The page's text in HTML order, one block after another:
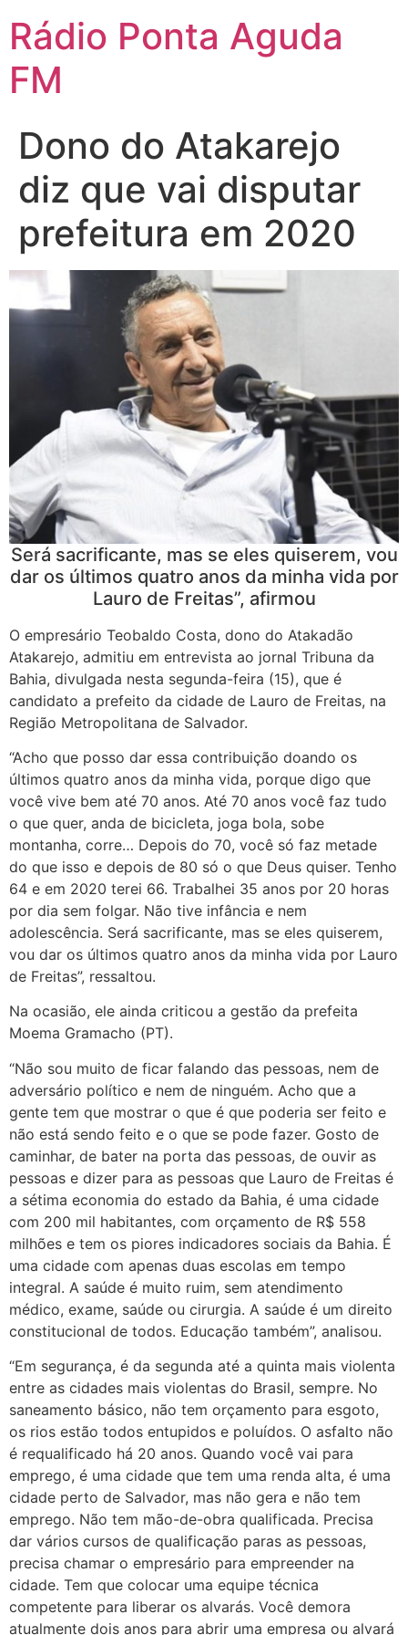
para
conteúdo
Rádio Ponta Aguda
FM
Dono do Atakarejo
diz que vai disputar
prefeitura em 2020
Será sacrificante, mas se eles quiserem, vou
dar os últimos quatro anos da minha vida por
Lauro de Freitas”, afirmou
O empresário Teobaldo Costa, dono do Atakadão
Atakarejo, admitiu em entrevista ao jornal Tribuna da
Bahia, divulgada nesta segunda-feira (15), que é
candidato a prefeito da cidade de Lauro de Freitas, na
Região Metropolitana de Salvador.
“Acho que posso dar essa contribuição doando os
últimos quatro anos da minha vida, porque digo que
você vive bem até 70 anos. Até 70 anos você faz tudo
o que quer, anda de bicicleta, joga bola, sobe
montanha, corre… Depois do 70, você só faz metade
do que isso e depois de 80 só o que Deus quiser. Tenho
64 e em 2020 terei 66. Trabalhei 35 anos por 20 horas
por dia sem folgar. Não tive infância e nem
adolescência. Será sacrificante, mas se eles quiserem,
vou dar os últimos quatro anos da minha vida por Lauro
de Freitas”, ressaltou.
Na ocasião, ele ainda criticou a gestão da prefeita
Moema Gramacho (PT).
“Não sou muito de ficar falando das pessoas, nem de
adversário político e nem de ninguém. Acho que a
gente tem que mostrar o que é que poderia ser feito e
não está sendo feito e o que se pode fazer. Gosto de
caminhar, de bater na porta das pessoas, de ouvir as
pessoas e dizer para as pessoas que Lauro de Freitas é
a sétima economia do estado da Bahia, é uma cidade
com 200 mil habitantes, com orçamento de R$ 558
milhões e tem os piores indicadores sociais da Bahia. É
uma cidade com apenas duas escolas em tempo
integral. A saúde é muito ruim, sem atendimento
médico, exame, saúde ou cirurgia. A saúde é um direito
constitucional de todos. Educação também”, analisou.
“Em segurança, é da segunda até a quinta mais violenta
entre as cidades mais violentas do Brasil, sempre. No
saneamento básico, não tem orçamento para esgoto,
os rios estão todos entupidos e poluídos. O asfalto não
é requalificado há 20 anos. Quando você vai para
emprego, é uma cidade que tem uma renda alta, é uma
cidade perto de Salvador, mas não gera e não tem
emprego. Não tem mão-de-obra qualificada. Precisa
dar vários cursos de qualificação paras as pessoas,
precisa chamar o empresário para empreender na
cidade. Tem que colocar uma equipe técnica
competente para liberar os alvarás. Você demora
atualmente dois anos para abrir uma empresa ou alvará